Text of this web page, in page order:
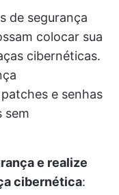
de segurança
colocar sua
cibernéticas.
e senhas
sem
e realize
cibernética: